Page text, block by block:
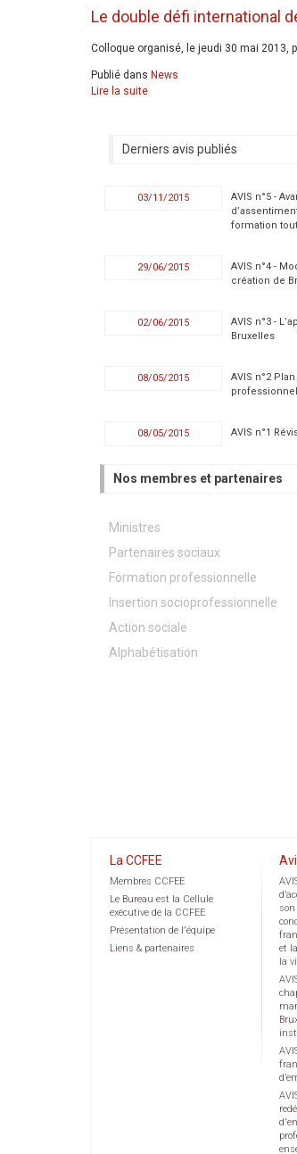
Le double défi international
Colloque organisé, le jeudi 30 mai 2013,
Publié dans News
Lire la suite
Derniers avis publiés
03/11/2015
AVIS n°5 -
formation
29/06/2015
AVIS n°4 -
création de
02/06/2015
AVIS n°3 -
Bruxelles
08/05/2015
AVIS n°2
08/05/2015 AVIS n°1
Nos membres et partenaires
Ministres
Partenaires sociaux
Formation professionnelle
Insertion socioprofessionnelle
Action sociale
Alphabétisation
La CCFEE
Membres CCFEE
Le Bureau est la Cellule
exécutive de la CCFEE
Présentation de l'équipe
Liens & partenaires
et
la